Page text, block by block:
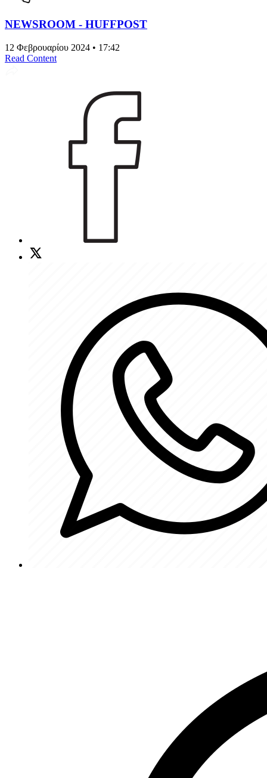
NEWSROOM - HUFFPOST
12 Φεβρουαρίου 2024 • 17:42
Read Content